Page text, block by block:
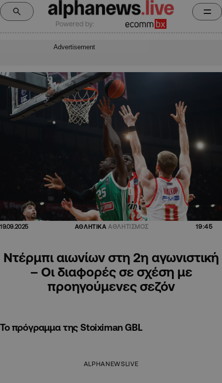
Powered by:
Advertisement
19.09.2025 ΑΘΛΗΤΙΚΑ ΑΘΛΗΤΙΣΜΟΣ 19:45
Ντέρμπι αιωνίων στη 2η αγωνιστική
– Οι διαφορές σε σχέση με
προηγούμενες σεζόν
Το πρόγραμμα της Stoiximan GBL
ALPHANEWSLIVE